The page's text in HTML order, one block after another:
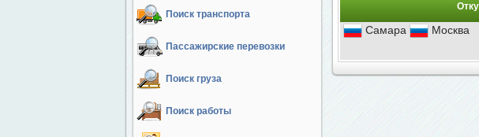
Поиск транспорта
Пассажирские перевозки
Поиск груза
Поиск работы
Самара Москва